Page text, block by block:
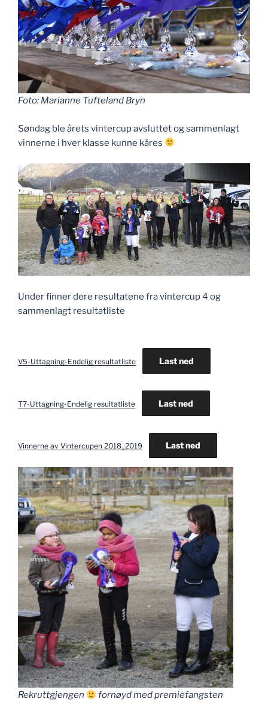
Foto: Marianne Tufteland Bryn
Søndag ble årets vintercup avsluttet og sammenlagt
vinnerne i hver klasse kunne kåres
Under finner dere resultatene fra vintercup 4 og
sammenlagt resultatliste
V5-Uttagning-Endelig resultatliste Last ned
T7-Uttagning-Endelig resultatliste Last ned
Vinnerne av Vintercupen 2018_2019 Last ned
Rekruttgjengen fornøyd med premiefangsten